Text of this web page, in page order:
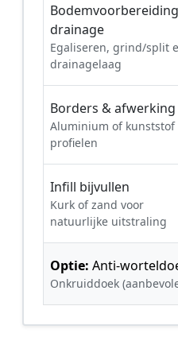
drainage
Egaliseren, grind/split
drainagelaag
Borders & afwerking
Aluminium of kunststof
profielen
Infill bijvullen
Kurk of zand voor
natuurlijke uitstraling
Optie: Anti-
Onkruiddoek